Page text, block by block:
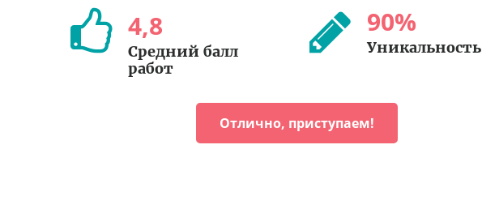
4,8
Cредний балл
работ
90%
Уникальность
Отлично, приступаем!